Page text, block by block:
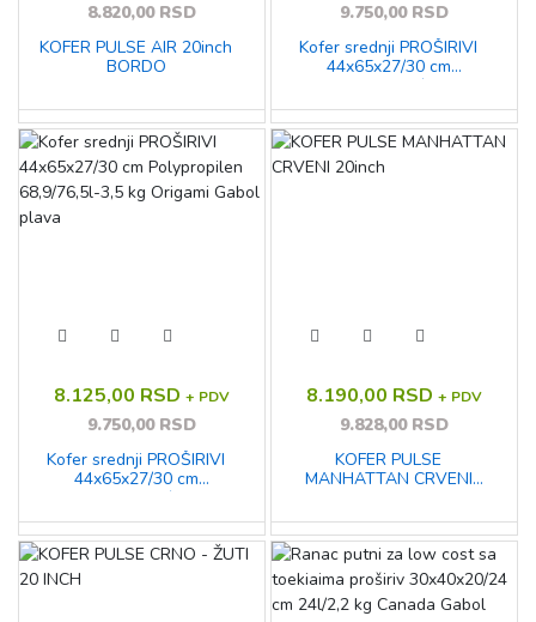
8.820,00 RSD
KOFER PULSE AIR 20inch
BORDO
9.750,00 RSD
Kofer srednji PROŠIRIVI
44x65x27/30 cm
Polypropilen 68,9/76,5l-3,5
kg Origami Gabol crna
8.125,00 RSD + PDV
9.750,00 RSD
Kofer srednji PROŠIRIVI
44x65x27/30 cm
Polypropilen 68,9/76,5l-3,5
kg Origami Gabol plava
8.190,00 RSD + PDV
9.828,00 RSD
KOFER PULSE
MANHATTAN CRVENI